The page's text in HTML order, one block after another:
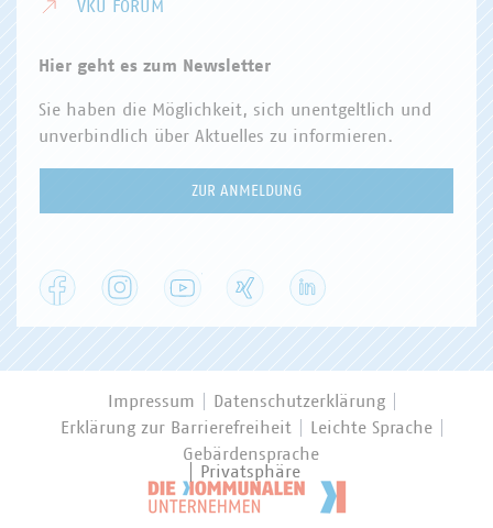
VKU FORUM
Hier geht es zum Newsletter
Sie haben die Möglichkeit, sich unentgeltlich und
unverbindlich über Aktuelles zu informieren.
ZUR ANMELDUNG
Facebook Instagram YouTube
Impressum
Datenschutzerklärung
Erklärung zur Barrierefreiheit
Leichte Sprache
Gebärdensprache
Privatsphäre